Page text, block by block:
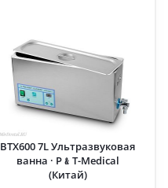
BTX600 7L Ультразвуковая
ванна · P﹠T-Medical
(Китай)